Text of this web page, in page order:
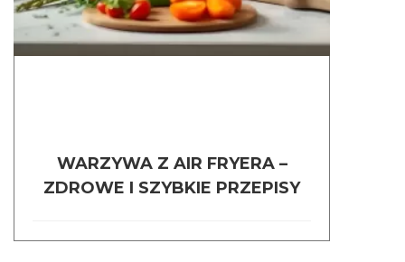
WARZYWA Z AIR FRYERA –
ZDROWE I SZYBKIE PRZEPISY